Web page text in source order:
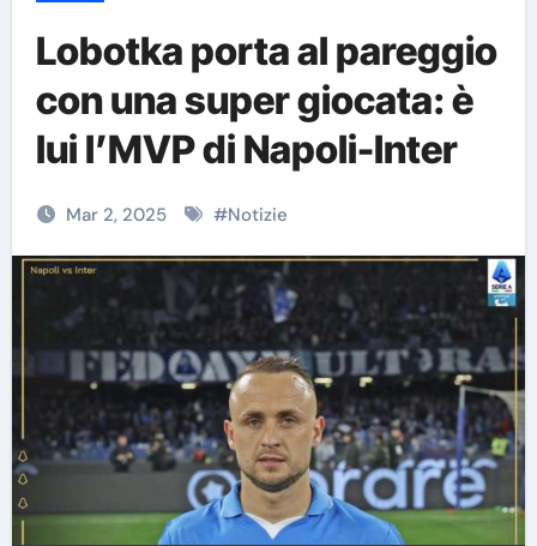
Lobotka porta al pareggio
con una super giocata: è
lui l’MVP di Napoli-Inter
Mar 2, 2025 #Notizie